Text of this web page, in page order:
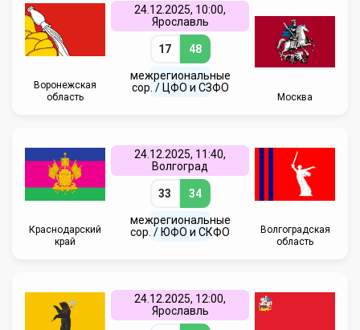
Воронежская
область
24.12.2025, 10:00,
Ярославль
17 48
межрегиональные
сор. / ЦФО и СЗФО
Москва
Краснодарский
край
24.12.2025, 11:40,
Волгоград
33 34
межрегиональные
сор. / ЮФО и СКФО
Волгоградская
область
24.12.2025, 12:00,
Ярославль